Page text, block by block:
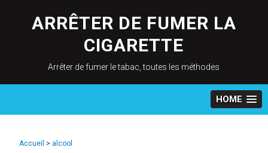
content
ARRÊTER DE FUMER LA
CIGARETTE
Arrêter de fumer le tabac, toutes les méthodes
HOME
Accueil > alcool